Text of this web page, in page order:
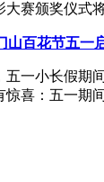
赛颁奖仪式
山百花节五一
一小长假期
喜：五一期